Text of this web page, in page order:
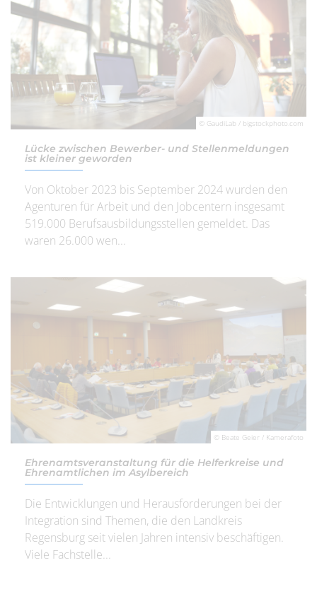
© GaudiLab / bigstockphoto.com
Lücke zwischen Bewerber- und Stellenmeldungen
ist kleiner geworden
Von Oktober 2023 bis September 2024 wurden den
Agenturen für Arbeit und den Jobcentern insgesamt
519.000 Berufsausbildungsstellen gemeldet. Das
waren 26.000 wen...
© Beate Geier / Kamerafoto
Ehrenamtsveranstaltung für die Helferkreise und
Ehrenamtlichen im Asylbereich
Die Entwicklungen und Herausforderungen bei der
Integration sind Themen, die den Landkreis
Regensburg seit vielen Jahren intensiv beschäftigen.
Viele Fachstelle...